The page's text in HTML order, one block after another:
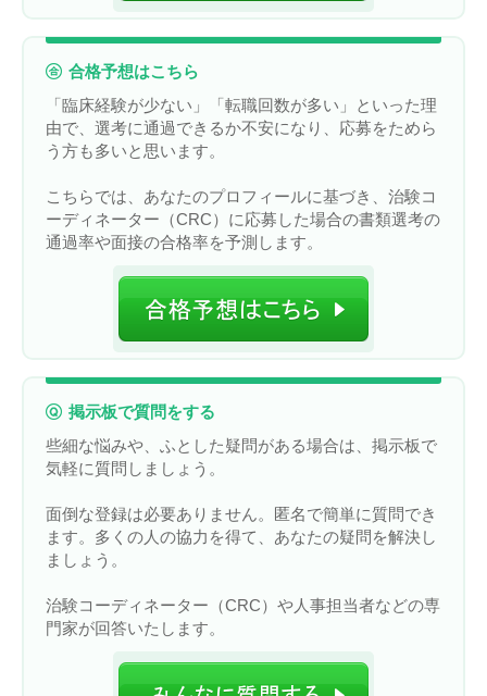
合格予想はこちら
「臨床経験が少ない」「転職回数が多い」といった理
由で、選考に通過できるか不安になり、応募をためら
う方も多いと思います。
こちらでは、あなたのプロフィールに基づき、治験コ
ーディネーター（CRC）に応募した場合の書類選考の
通過率や面接の合格率を予測します。
掲示板で質問をする
些細な悩みや、ふとした疑問がある場合は、掲示板で
気軽に質問しましょう。
面倒な登録は必要ありません。匿名で簡単に質問でき
ます。多くの人の協力を得て、あなたの疑問を解決し
ましょう。
治験コーディネーター（CRC）や人事担当者などの専
門家が回答いたします。